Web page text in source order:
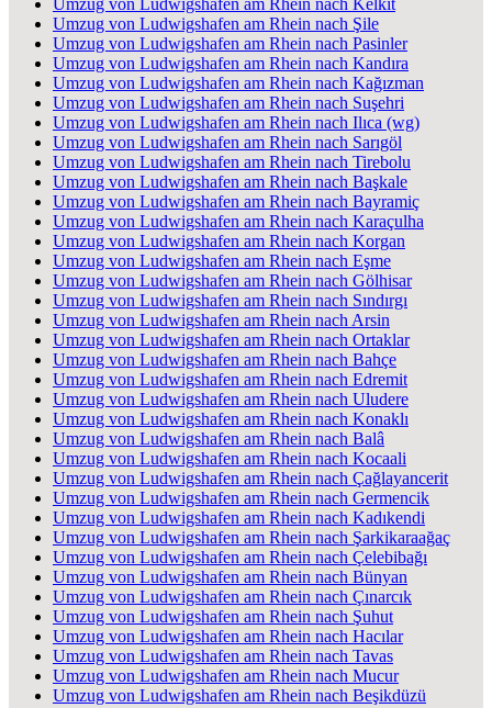
Umzug von Ludwigshafen am Rhein nach Şile
Umzug von Ludwigshafen am Rhein nach Pasinler
Umzug von Ludwigshafen am Rhein nach Kandıra
Umzug von Ludwigshafen am Rhein nach Kağızman
Umzug von Ludwigshafen am Rhein nach Suşehri
Umzug von Ludwigshafen am Rhein nach Ilıca (wg)
Umzug von Ludwigshafen am Rhein nach Sarıgöl
Umzug von Ludwigshafen am Rhein nach Tirebolu
Umzug von Ludwigshafen am Rhein nach Başkale
Umzug von Ludwigshafen am Rhein nach Bayramiç
Umzug von Ludwigshafen am Rhein nach Karaçulha
Umzug von Ludwigshafen am Rhein nach Korgan
Umzug von Ludwigshafen am Rhein nach Eşme
Umzug von Ludwigshafen am Rhein nach Gölhisar
Umzug von Ludwigshafen am Rhein nach Sındırgı
Umzug von Ludwigshafen am Rhein nach Arsin
Umzug von Ludwigshafen am Rhein nach Ortaklar
Umzug von Ludwigshafen am Rhein nach Bahçe
Umzug von Ludwigshafen am Rhein nach Edremit
Umzug von Ludwigshafen am Rhein nach Uludere
Umzug von Ludwigshafen am Rhein nach Konaklı
Umzug von Ludwigshafen am Rhein nach Balâ
Umzug von Ludwigshafen am Rhein nach Kocaali
Umzug von Ludwigshafen am Rhein nach Çağlayancerit
Umzug von Ludwigshafen am Rhein nach Germencik
Umzug von Ludwigshafen am Rhein nach Kadıkendi
Umzug von Ludwigshafen am Rhein nach Şarkikaraağaç
Umzug von Ludwigshafen am Rhein nach Çelebibağı
Umzug von Ludwigshafen am Rhein nach Bünyan
Umzug von Ludwigshafen am Rhein nach Çınarcık
Umzug von Ludwigshafen am Rhein nach Şuhut
Umzug von Ludwigshafen am Rhein nach Hacılar
Umzug von Ludwigshafen am Rhein nach Tavas
Umzug von Ludwigshafen am Rhein nach Mucur
Umzug von Ludwigshafen am Rhein nach Beşikdüzü